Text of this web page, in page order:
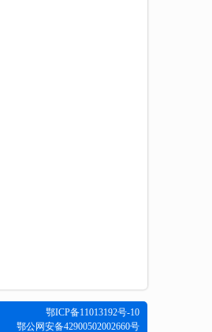
鄂ICP备11013192号-10
鄂公网安备42900502002660号